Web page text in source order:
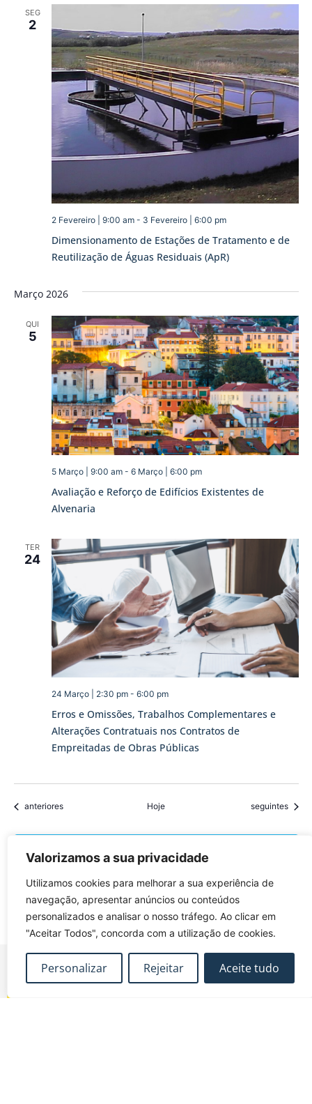
Valorizamos a sua privacidade
Utilizamos cookies para melhorar a sua experiência de
navegação, apresentar anúncios ou conteúdos
personalizados e analisar o nosso tráfego. Ao clicar em
"Aceitar Todos", concorda com a utilização de cookies.
Personalizar Rejeitar Aceite tudo
SEG
2
Dimensionamento de Estações de Tratamento e de
Reutilização de Águas Residuais (ApR)
2 Fevereiro | 9:00 am- 3 Fevereiro | 6:00 pm
Março 2026
QUI
5
Avaliação e Reforço de Edifícios Existentes de
Alvenaria
5 Março | 9:00 am- 6 Março | 6:00 pm
TER
24
Erros e Omissões, Trabalhos Complementares e
Alterações Contratuais nos Contratos de
Empreitadas de Obras Públicas
24 Março | 2:30 pm- 6:00 pm
Eventos
anteriores Hoje Eventos
seguintes
Subscrever o calendário